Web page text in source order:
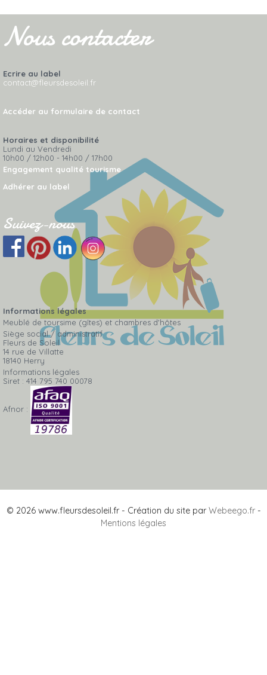
Nous contacter
Ecrire au label
contact@fleursdesoleil.fr
Accéder au formulaire de contact
Horaires et disponibilité
Lundi au Vendredi
10h00 / 12h00 - 14h00 / 17h00
Engagement qualité tourisme
Adhérer au label
Suivez-nous
Informations légales
Meublé de toursime (gîtes) et chambres d'hôtes
Siège social / administratif
Fleurs de Soleil
14 rue de Villatte
18140 Herry
Informations légales
Siret : 414 795 740 00078
Afnor :
© 2026 www.fleursdesoleil.fr - Création du site parWebeego.fr-
Mentions légales